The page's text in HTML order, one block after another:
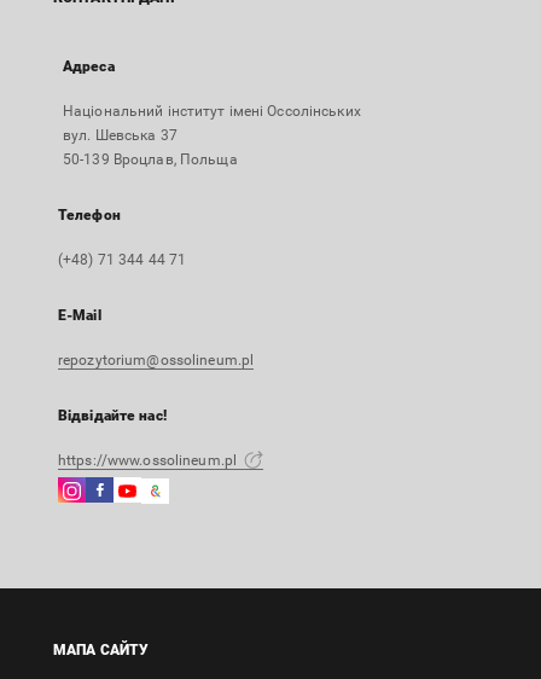
Адреса
Національний інститут імені Оссолінських
вул. Шевська 37
50-139 Вроцлав, Польща
Телефон
(+48) 71 344 44 71
E-Mail
repozytorium@ossolineum.pl
Відвідайте нас!
https://www.ossolineum.pl
Instagram
в
Facebook
в
Instagram
в
Google
Зовнішнє
в
МАПА САЙТУ